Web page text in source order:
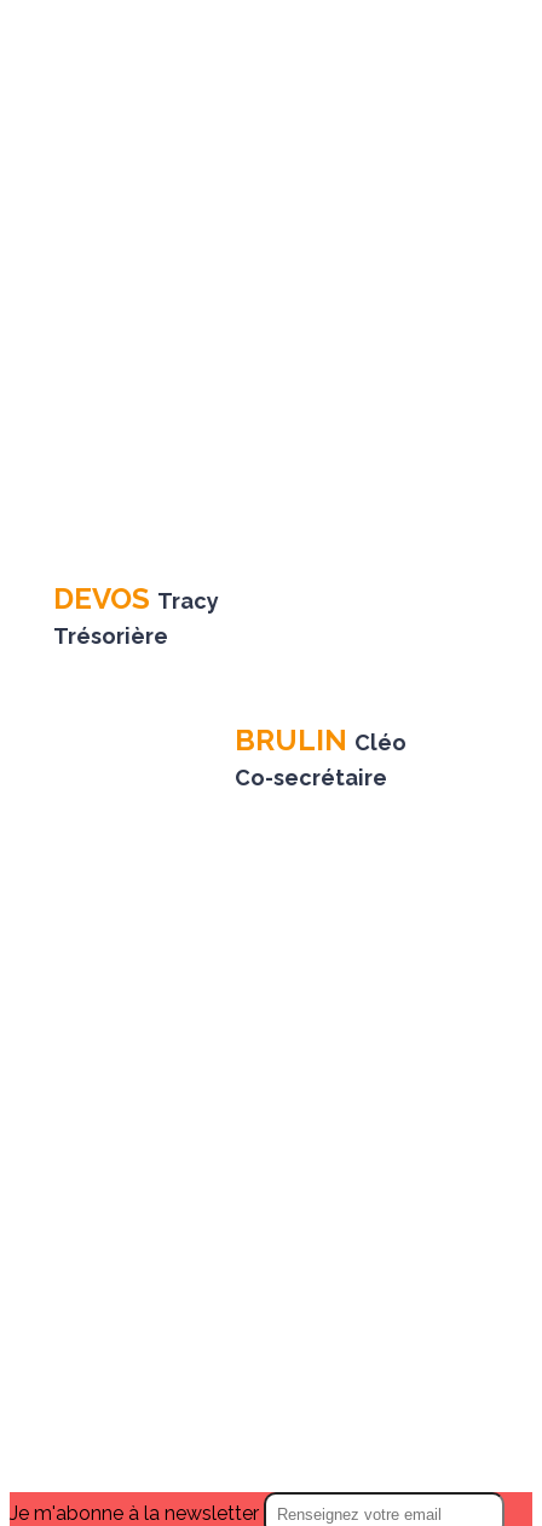
DEVOS Tracy
Trésorière
BRULIN Cléo
Co-secrétaire
Je m'abonne à la newsletter